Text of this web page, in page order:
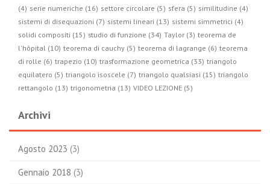
(4) serie numeriche (16) settore circolare (5) sfera (5) similitudine (4)
sistemi di disequazioni (7) sistemi lineari (13) sistemi simmetrici (4)
solidi compositi (15) studio di funzione (34) Taylor (3) teorema de
l'hôpital (10) teorema di cauchy (5) teorema di lagrange (6) teorema
di rolle (6) trapezio (10) trasformazione geometrica (33) triangolo
equilatero (5) triangolo isoscele (7) triangolo qualsiasi (15) triangolo
rettangolo (13) trigonometria (13) VIDEO LEZIONE (5)
Archivi
Agosto 2023 (3)
Gennaio 2018 (3)